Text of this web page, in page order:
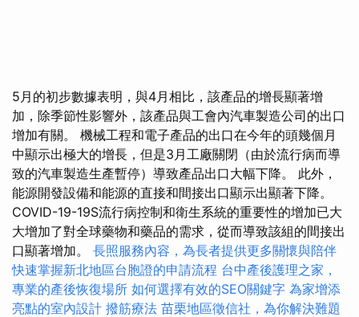
5月的初步數據表明，與4月相比，該產品的增長顯著增
加，除季節性影響外，該產品與工會內汽車製造公司的出口
增加有關。 機械工程和電子產品的出口在今年的頭幾個月
中顯示出極大的增長，但是3月工廠關閉（由於流行病而導
致的汽車製造生產暫停）導致產品出口大幅下降。 此外，
能源開發設備和能源的直接和間接出口顯示出顯著下降。
COVID-19-19S流行病控制和衛生系統的重要性的增加已大
大增加了對全球藥物和藥品的需求，從而導致該組的間接出
口顯著增加。 長照服務內容，為長者提供更多關懷與陪伴
快速掌握新北地區台胞證的申請流程 台中產後護理之家，
專業的產後恢復場所 如何選擇有效的SEO關鍵字 為家增添
亮點的室內設計 撥筋療法 苗栗地區徵信社，為你解決難題